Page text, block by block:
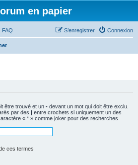
en papier
FAQ Connexion
S’enregistrer
être trouvé et un - devant un mot qui doit être exclu.
par des | entre crochets si uniquement un des
« * » comme joker pour des recherches
ces termes